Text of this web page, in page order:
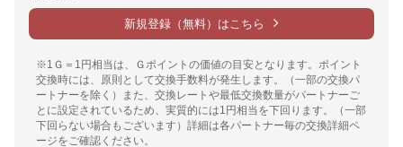
新規登録（無料）はこちら
※1Ｇ＝1円相当は、Ｇポイントの価値の目安となります。ポイント
交換時には、原則として交換手数料が発生します。（一部の交換パ
ートナーを除く）また、交換レートや最低交換数量がパートナーご
とに設定されているため、実質的には1円相当を下回ります。（一部
下回らない場合もございます）詳細は各パートナー毎の交換詳細ペ
ージをご確認ください。